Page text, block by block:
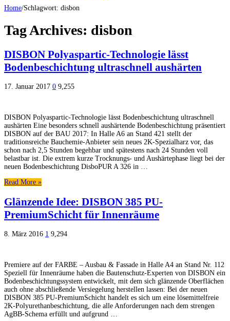
Home/Schlagwort: disbon
Tag Archives: disbon
DISBON Polyaspartic-Technologie lässt
Bodenbeschichtung ultraschnell aushärten
17. Januar 2017 0 9,255
DISBON Polyaspartic-Technologie lässt Bodenbeschichtung ultraschnell
aushärten Eine besonders schnell aushärtende Bodenbeschichtung präsentiert
DISBON auf der BAU 2017: In Halle A6 an Stand 421 stellt der
traditionsreiche Bauchemie-Anbieter sein neues 2K-Spezialharz vor, das
schon nach 2,5 Stunden begehbar und spätestens nach 24 Stunden voll
belastbar ist. Die extrem kurze Trocknungs- und Aushärtephase liegt bei der
neuen Bodenbeschichtung DisboPUR A 326 in …
Read More »
Glänzende Idee: DISBON 385 PU-
PremiumSchicht für Innenräume
8. März 2016 1 9,294
Premiere auf der FARBE – Ausbau & Fassade in Halle A4 an Stand Nr. 112
Speziell für Innenräume haben die Bautenschutz-Experten von DISBON ein
Bodenbeschichtungssystem entwickelt, mit dem sich glänzende Oberflächen
auch ohne abschließende Versiegelung herstellen lassen: Bei der neuen
DISBON 385 PU-PremiumSchicht handelt es sich um eine lösemittelfreie
2K-Polyurethanbeschichtung, die alle Anforderungen nach dem strengen
AgBB-Schema erfüllt und aufgrund …